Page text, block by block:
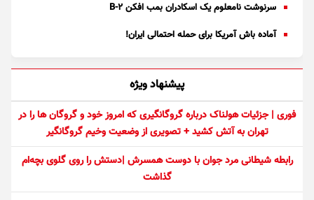
سرنوشت نامعلوم یک اسکادران بمب افکن B-۲
آماده باش آمریکا برای حمله احتمالی ایران!
پیشنهاد ویژه
فوری | جزئیات هولناک درباره گروگانگیری که امروز خود و گروگان ها را در
تهران به آتش کشید + تصویری از وضعیت وخیم گروگانگیر
رابطه شیطانی مرد جوان با دوست همسرش |دستش را روی گلوی بچه‌ام
گذاشت